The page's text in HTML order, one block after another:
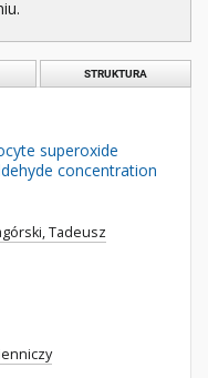
STRUKTURA
superoxide
concentration
Tadeusz